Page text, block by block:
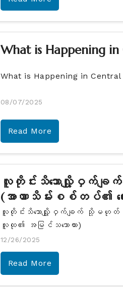
What is Happening in
What is Happening in
08/07/2025
Read More
လူတိုင်းသိသောလျှို့ဝှက်ခ
(အာဏာသိမ်းစစ်တပ်၏ ရွေ
လူတိုင်းသိသောလျှို့ဝှက်ချက် သို့မဟုတ်
လူထု၏ အမြင်သဘောထား)
12/26/2025
Read More